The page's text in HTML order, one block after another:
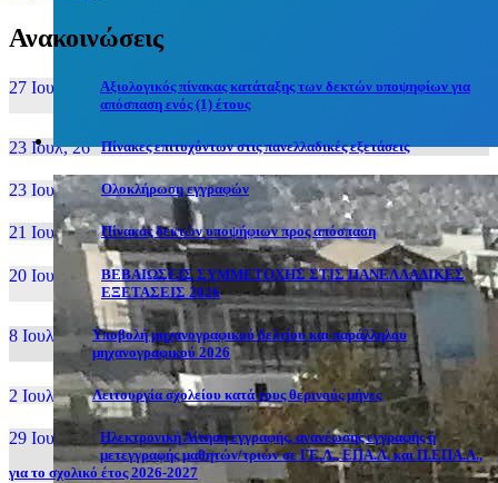
Ανακοινώσεις
27 Ιουν, 26
Αξιολογικός πίνακας κατάταξης των δεκτών υποψηφίων για
απόσπαση ενός (1) έτους
23 Ιουλ, 26 Πίνακες επιτυχόντων στις πανελλαδικές εξετάσεις
23 Ιουλ, 26 Ολοκλήρωση εγγραφών
21 Ιουλ, 26 Πίνακας δεκτών υποψήφιων προς απόσπαση
20 Ιουλ, 26
ΒΕΒΑΙΩΣΕΙΣ ΣΥΜΜΕΤΟΧΗΣ ΣΤΙΣ ΠΑΝΕΛΛΑΔΙΚΕΣ
ΕΞΕΤΑΣΕΙΣ 2026
8 Ιουλ, 26
Υποβολή μηχανογραφικού δελτίου και παράλληλου
μηχανογραφικού 2026
2 Ιουλ, 26 Λειτουργία σχολείου κατά τους θερινούς μήνες
29 Ιουν, 26
Ηλεκτρονική Αίτηση εγγραφής, ανανέωσης εγγραφής ή
μετεγγραφής μαθητών/τριών σε ΓΕ.Λ., ΕΠΑ.Λ. και Π.ΕΠΑ.Λ.,
για το σχολικό έτος 2026-2027